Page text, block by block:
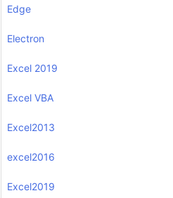
Edge
Electron
Excel 2019
Excel VBA
Excel2013
excel2016
Excel2019